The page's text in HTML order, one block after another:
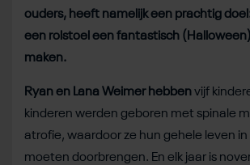
ouders, heeft namelijk een prachtig
een rolstoel een fantastisch
maken.
Ryan en Lana Weimer hebbenvijf
kinderen werden geboren met spinale
atrofie, waardoor ze hun gehele leven in
moeten doorbrengen. En elk jaar is